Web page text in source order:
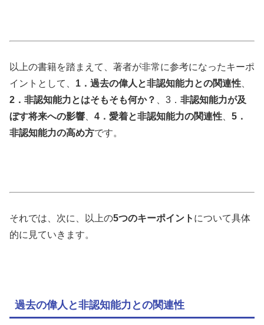
以上の書籍を踏まえて、著者が非常に参考になったキーポ
イントとして、 1．過去の偉人と非認知能力との関連性
2．非認知能力とはそもそも何か？
3． 非認知能力が及
ぼす将来への影響
4．愛着と非認知能力の関連性
5．
非認知能力の高め方です。
それでは、次に、以上の5つのキーポイント について具体
的に見ていきます。
過去の偉人と非認知能力との関連性